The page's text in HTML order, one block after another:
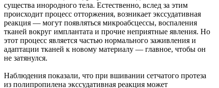
существа инородного тела. Естественно, вслед за этим
происходит процесс отторжения, возникает экссудативная
реакция — могут появляться микроабсцессы, воспаления
тканей вокруг имплантата и прочие неприятные явления. Но
этот процесс является частью нормального заживления и
адаптации тканей к новому материалу — главное, чтобы он
не затянулся.
Наблюдения показали, что при вшивании сетчатого протеза
из полипропилена экссудативная реакция может